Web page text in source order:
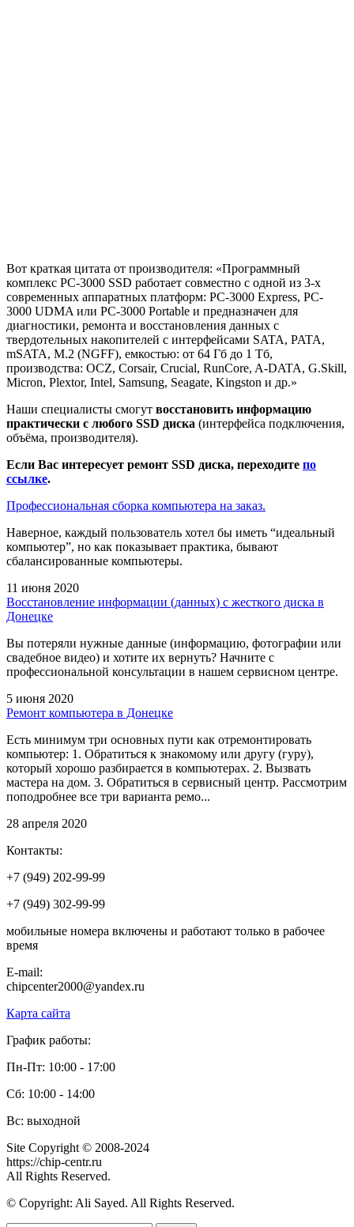
Вот краткая цитата от производителя: «Программный
комплекс PC-3000 SSD работает совместно с одной из 3-х
современных аппаратных платформ: PC-3000 Express, PC-
3000 UDMA или PC-3000 Portable и предназначен для
диагностики, ремонта и восстановления данных с
твердотельных накопителей с интерфейсами SATA, PATA,
mSATA, M.2 (NGFF), емкостью: от 64 Гб до 1 Тб,
производства: OCZ, Corsair, Crucial, RunCore, A-DATA, G.Skill,
Micron, Plextor, Intel, Samsung, Seagate, Kingston и др.»
Наши специалисты смогут восстановить информацию
практически с любого SSD диска (интерфейса подключения,
объёма, производителя).
Если Вас интересует ремонт SSD диска, переходите по
ссылке.
Профессиональная сборка компьютера на заказ.
Наверное, каждый пользователь хотел бы иметь “идеальный
компьютер”, но как показывает практика, бывают
сбалансированные компьютеры.
11 июня 2020
Восстановление информации (данных) с жесткого диска в
Донецке
Вы потеряли нужные данные (информацию, фотографии или
свадебное видео) и хотите их вернуть? Начните с
профессиональной консультации в нашем сервисном центре.
5 июня 2020
Ремонт компьютера в Донецке
Есть минимум три основных пути как отремонтировать
компьютер: 1. Обратиться к знакомому или другу (гуру),
который хорошо разбирается в компьютерах. 2. Вызвать
мастера на дом. 3. Обратиться в сервисный центр. Рассмотрим
поподробнее все три варианта ремо...
28 апреля 2020
Контакты:
+7 (949) 202-99-99
+7 (949) 302-99-99
мобильные номера включены и работают только в рабочее
время
E-mail:
chipcenter2000@yandex.ru
Карта сайта
График работы:
Пн-Пт: 10:00 - 17:00
Сб: 10:00 - 14:00
Вс: выходной
Site Copyright © 2008-2024
https://chip-centr.ru
All Rights Reserved.
© Copyright: Ali Sayed. All Rights Reserved.